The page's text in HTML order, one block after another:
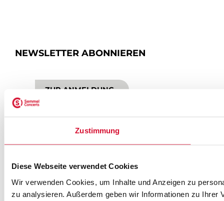
Zustimmung
Diese Webseite verwendet Cookies
Wir verwenden Cookies, um Inhalte und Anzeigen zu
zu analysieren. Außerdem geben wir Informationen zu Ihrer
NEWSLETTER ABONNIEREN
ZUR ANMELDUNG
SEMMEL @ SOCIAL MEDIA